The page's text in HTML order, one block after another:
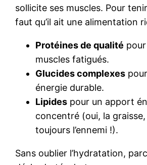
sollicite ses muscles. Pour
faut qu’il ait une alimentation
Protéines de qualité
muscles fatigués.
Glucides complexes
énergie durable.
Lipides pour un apport
concentré (oui, la graisse,
toujours l’ennemi !).
Sans oublier l’hydratation,